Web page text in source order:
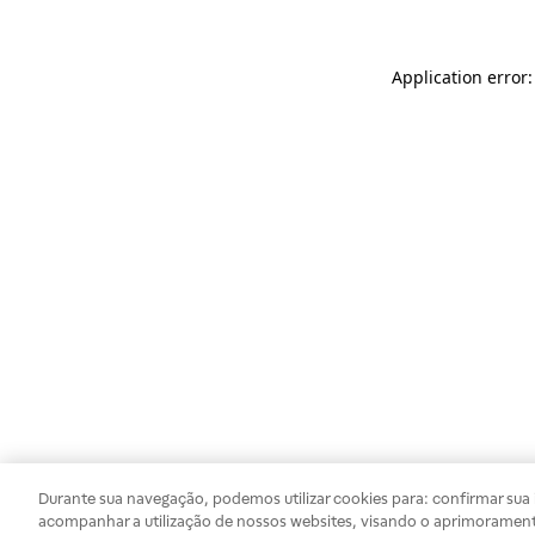
Application
Durante sua navegação, podemos utilizar cookies para: confirmar
acompanhar a utilização de nossos websites, visando o